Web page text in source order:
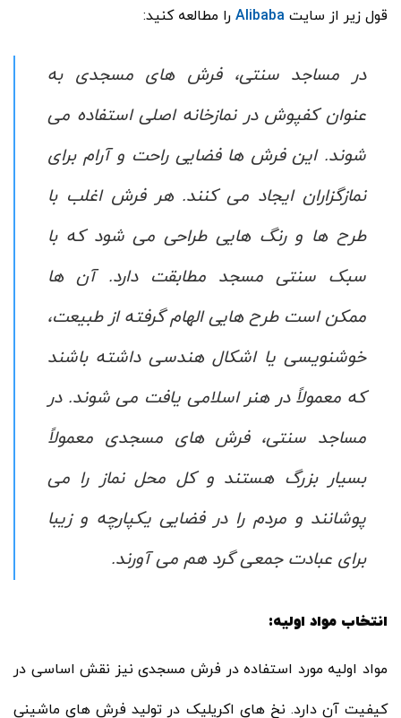
قول زیر از سایت Alibaba را مطالعه کنید:
در مساجد سنتی، فرش‌ های مسجدی به
عنوان کفپوش در نمازخانه اصلی استفاده می
‌شوند. این فرش‌ ها فضایی راحت و آرام برای
نمازگزاران ایجاد می‌ کنند. هر فرش اغلب با
طرح ‌ها و رنگ‌ هایی طراحی می‌ شود که با
سبک سنتی مسجد مطابقت دارد. آن‌ ها
ممکن است طرح ‌هایی الهام گرفته از طبیعت،
خوشنویسی یا اشکال هندسی داشته باشند
که معمولاً در هنر اسلامی یافت می ‌شوند. در
مساجد سنتی، فرش ‌های مسجدی معمولاً
بسیار بزرگ هستند و کل محل نماز را می
‌پوشانند و مردم را در فضایی یکپارچه و زیبا
برای عبادت جمعی گرد هم می ‌آورند.
انتخاب مواد اولیه:
مواد اولیه مورد استفاده در فرش مسجدی نیز نقش اساسی در
کیفیت آن دارد. نخ های اکریلیک در تولید فرش های ماشینی